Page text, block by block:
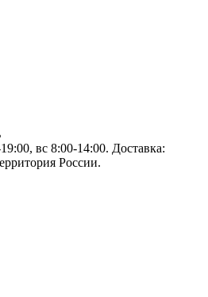
вс 8:00-14:00. Доставка:
России.